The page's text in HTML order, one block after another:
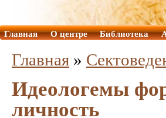
Главная О центре Библиотека
Главная »
Идеологемы
личность